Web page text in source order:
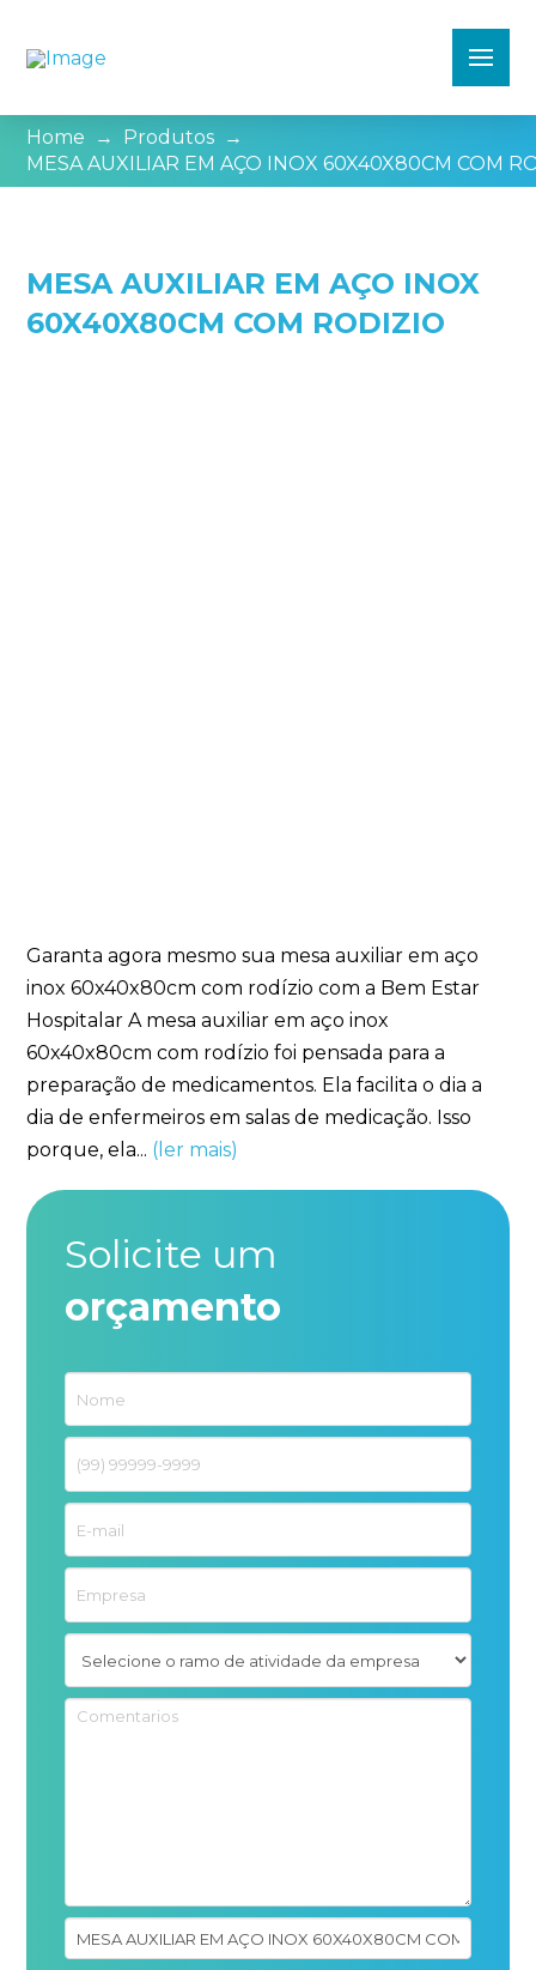
Home → Produtos →
MESA AUXILIAR EM AÇO INOX 60X40X80CM COM
MESA AUXILIAR EM AÇO INOX
60X40X80CM COM RODIZIO
Garanta agora mesmo sua mesa auxiliar em aço
inox 60x40x80cm com rodízio com a Bem Estar
Hospitalar A mesa auxiliar em aço inox
60x40x80cm com rodízio foi pensada para a
preparação de medicamentos. Ela facilita o dia a
dia de enfermeiros em salas de medicação. Isso
porque, ela... (ler mais)
Solicite um
orçamento